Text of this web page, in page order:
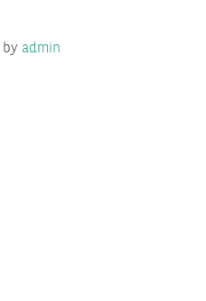
by admin